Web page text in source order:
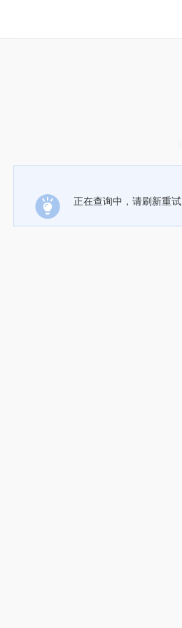
正在查询中，请刷新重试